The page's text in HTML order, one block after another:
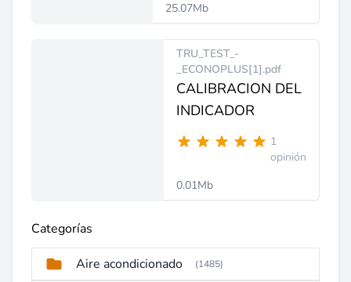
25.07Mb
TRU_TEST_-
_ECONOPLUS[1].pdf
CALIBRACION DEL
INDICADOR
1
opinión
0.01Mb
Categorías
Aire acondicionado (1485)